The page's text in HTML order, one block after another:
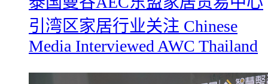
引湾区家居行业关注 Chinese
Media Interviewed AWC Thailand